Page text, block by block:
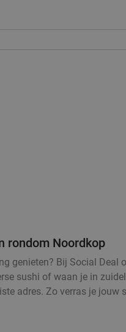
rondom Noordkop
genieten? Bij Social
sushi of waan je in
adres. Zo verras je